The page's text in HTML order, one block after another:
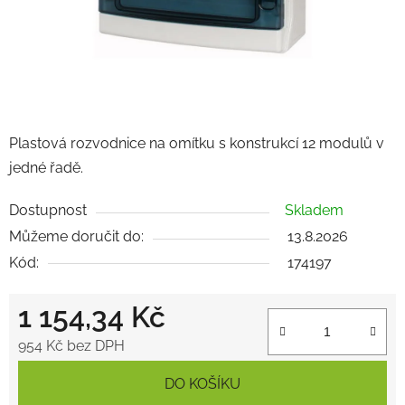
Plastová rozvodnice na omítku s konstrukcí 12 modulů v
jedné řadě.
Dostupnost
Skladem
Můžeme doručit do:
13.8.2026
Kód:
174197
1 154,34 Kč
954 Kč bez DPH
DO KOŠÍKU